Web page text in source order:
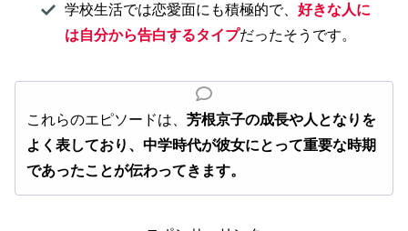
学校生活では恋愛面にも積極的で、 好きな人に
は自分から告白するタイプだったそうです。
これらのエピソードは、 芳根京子の成長や人となりを
よく表しており、中学時代が彼女にとって重要な時期
であったことが伝わってきます。​​